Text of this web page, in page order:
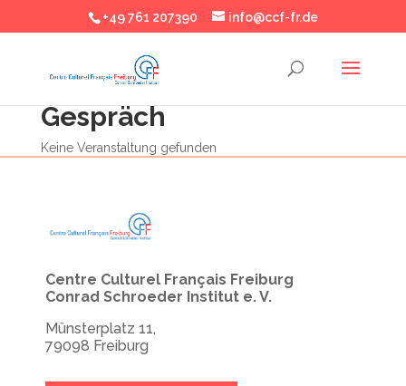
+49 761 207390 info@ccf-fr.de
Gespräch
Keine Veranstaltung gefunden
Centre Culturel Français Freiburg
Conrad Schroeder Institut e. V.
Münsterplatz 11,
79098 Freiburg